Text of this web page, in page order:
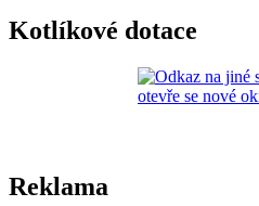
Kotlíkové dotace
Reklama